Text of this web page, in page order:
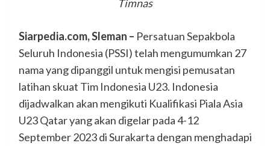
Timnas
Siarpedia.com,Sleman – Persatuan Sepakbola
Seluruh Indonesia (PSSI) telah mengumumkan 27
nama yang dipanggil untuk mengisi pemusatan
latihan skuat Tim Indonesia U23. Indonesia
dijadwalkan akan mengikuti Kualifikasi Piala Asia
U23 Qatar yang akan digelar pada 4-12
September 2023 di Surakarta dengan menghadapi